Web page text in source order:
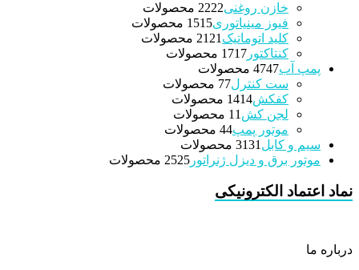
خازن روغنی
2222 محصولات
فیوز مینیاتوری
1515 محصولات
کلید اتوماتیک
21 21 محصولات
کنتاکتور
1717 محصولات
پمپ آب
4747 محصولات
ست کنترل 77 محصولات
کفکش
1414 محصولات
لجن کش
1 1 محصولات
موتور پمپ 44 محصولات
سیم و کابل
3131 محصولات
موتور برق و دیزل ژنراتور
2525 محصولات
نماد اعتماد الکترونیکی
درباره ما